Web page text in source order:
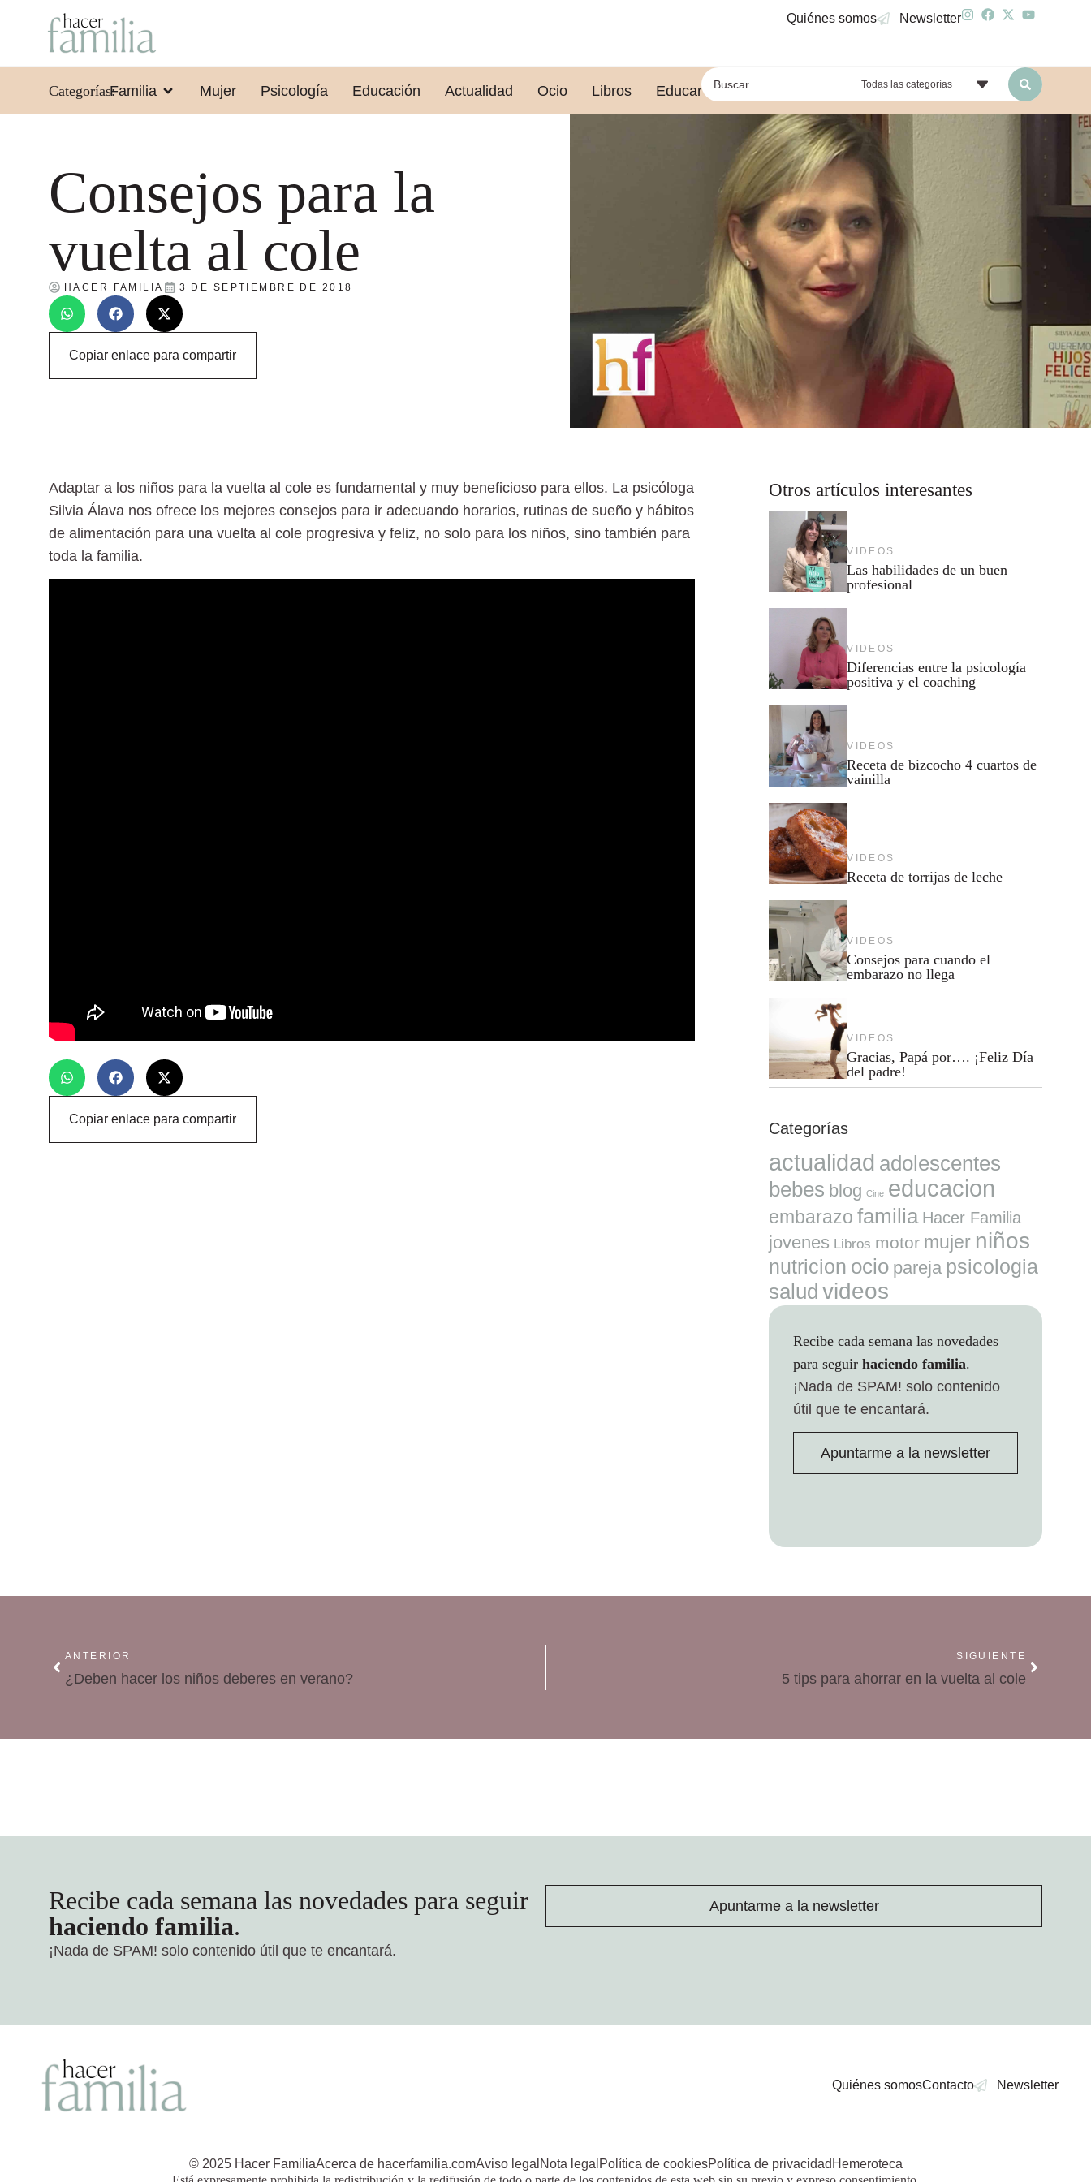
Quiénes somos Newsletter
Categorías:Familia Mujer Psicología Educación Actualidad Ocio Libros Educar leyendo Todas las categorías
Consejos para la
vuelta al cole
HACER FAMILIA 3 DE SEPTIEMBRE DE 2018
Copiar enlace para compartir
Adaptar a los niños para la vuelta al cole es fundamental y muy beneficioso para ellos. La psicóloga
Silvia Álava nos ofrece los mejores consejos para ir adecuando horarios, rutinas de sueño y hábitos
de alimentación para una vuelta al cole progresiva y feliz, no solo para los niños, sino también para
toda la familia.
Copiar enlace para compartir
Otros artículos interesantes
VIDEOS
Las habilidades de un buen
profesional
VIDEOS
Diferencias entre la psicología
positiva y el coaching
VIDEOS
Receta de bizcocho 4 cuartos de
vainilla
VIDEOS
Receta de torrijas de leche
VIDEOS
Consejos para cuando el
embarazo no llega
VIDEOS
Gracias, Papá por…. ¡Feliz Día
del padre!
Categorías
actualidad adolescentes
bebes blog Cine educacion
embarazo familia Hacer Familia
jovenes Libros motor mujer niños
nutricion ocio pareja psicologia
salud videos
Recibe cada semana las novedades
para seguir haciendo familia.
¡Nada de SPAM! solo contenido
útil que te encantará.
Apuntarme a la newsletter
ANTERIOR
¿Deben hacer los niños deberes en verano?
SIGUIENTE
5 tips para ahorrar en la vuelta al cole
Recibe cada semana las novedades para seguir
haciendo familia.
¡Nada de SPAM! solo contenido útil que te encantará.
Apuntarme a la newsletter
Quiénes somosContacto Newsletter
© 2025 Hacer FamiliaAcerca de hacerfamilia.comAviso legal Nota legal Política de cookiesPolítica de privacidad Hemeroteca